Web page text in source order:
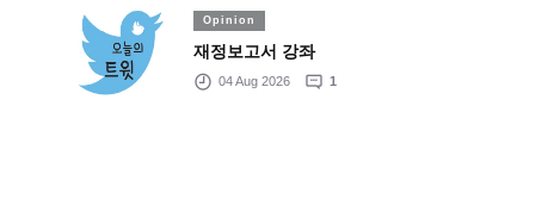
Opinion
재정보고서 강좌
04 Aug 2026 1